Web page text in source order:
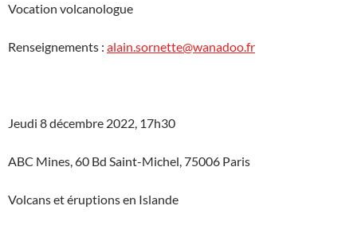
Vocation volcanologue
Renseignements : alain.sornette@wanadoo.fr
Jeudi 8 décembre 2022, 17h30
ABC Mines, 60 Bd Saint-Michel, 75006 Paris
Volcans et éruptions en Islande